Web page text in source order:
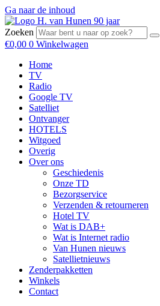
Ga naar de inhoud
Zoeken
€0,00 0 Winkelwagen
Home
TV
Radio
Google TV
Satelliet
Ontvanger
HOTELS
Witgoed
Overig
Over ons
Geschiedenis
Onze TD
Bezorgservice
Verzenden & retourneren
Hotel TV
Wat is DAB+
Wat is Internet radio
Van Hunen nieuws
Satellietnieuws
Zenderpakketten
Winkels
Contact